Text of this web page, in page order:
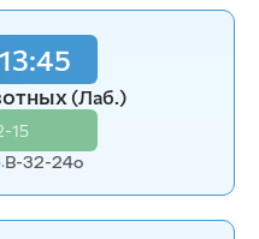
15:30
(Лаб.)
В2-15
В-34-25o (1)
(Лаб.)
15
В-32-24o